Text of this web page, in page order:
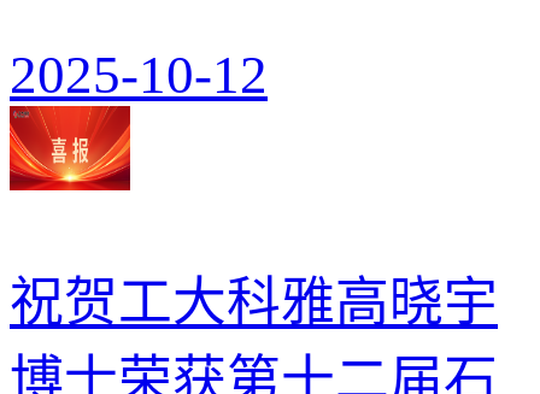
2025-10-12
祝贺工大科雅高晓宇
博士荣获第十二届石